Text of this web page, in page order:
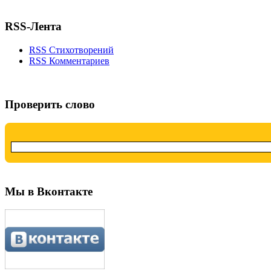
RSS-Лента
RSS Стихотворений
RSS Комментариев
Проверить слово
Мы в Вконтакте